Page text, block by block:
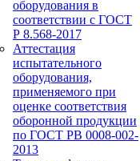
оборудования в
соответствии с ГОСТ
Р 8.568-2017
Аттестация
испытательного
оборудования,
применяемого при
оценке соответствия
оборонной продукции
по ГОСТ РВ 0008-002-
2013